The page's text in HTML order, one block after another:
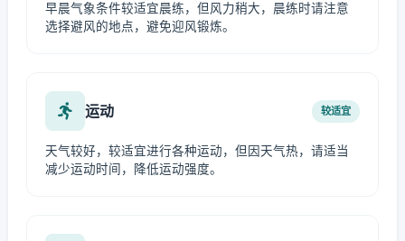
早晨气象条件较适宜晨练，但风力稍大，晨练时请注意
选择避风的地点，避免迎风锻炼。
运动 较适宜
天气较好，较适宜进行各种运动，但因天气热，请适当
减少运动时间，降低运动强度。